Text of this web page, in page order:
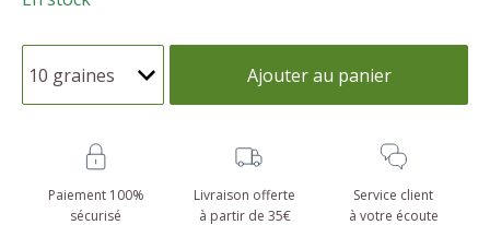
Ajouter au panier
Paiement 100%
sécurisé
Livraison offerte
à partir de 35€
Service client
à votre écoute